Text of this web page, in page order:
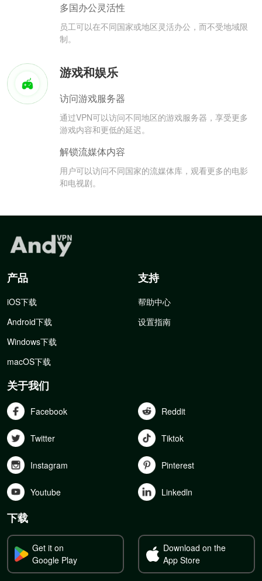
多国办公灵活性
员工可以在不同国家或地区灵活办公，而不受地域限
制。
游戏和娱乐
访问游戏服务器
通过VPN可以访问不同地区的游戏服务器，享受更多
游戏内容和更低的延迟。
解锁流媒体内容
用户可以访问不同国家的流媒体库，观看更多的电影
和电视剧。
产品
iOS下载
Android下载
Windows下载
macOS下载
支持
帮助中心
设置指南
关于我们
Facebook Reddit
Twitter Tiktok
Instagram Pinterest
Youtube Linkedln
下载
Get it on
Google Play
Download on the
App Store